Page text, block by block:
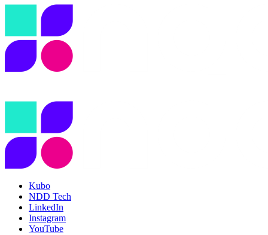
Kubo
NDD Tech
LinkedIn
Instagram
YouTube